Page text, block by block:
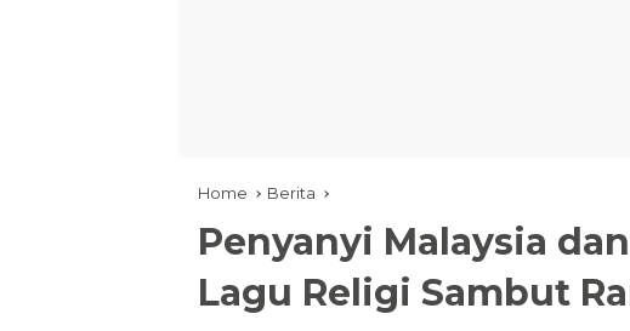
Home Berita
Penyanyi Malaysia
Lagu Religi Sambut